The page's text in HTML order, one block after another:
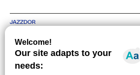
JAZZDOR
TEL +33 3 88 36 30 48
CONTACT